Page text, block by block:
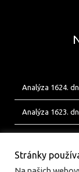
Analýza 1624.
Analýza 1623.
Stránky